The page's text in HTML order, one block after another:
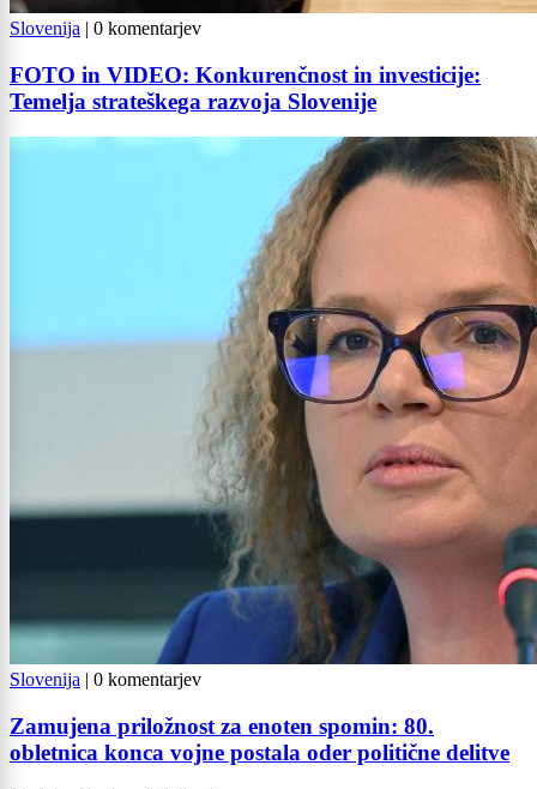
Slovenija | 0 komentarjev
FOTO in VIDEO: Konkurenčnost in investicije:
Temelja strateškega razvoja Slovenije
Slovenija | 0 komentarjev
Zamujena priložnost za enoten spomin: 80.
obletnica konca vojne postala oder politične delitve